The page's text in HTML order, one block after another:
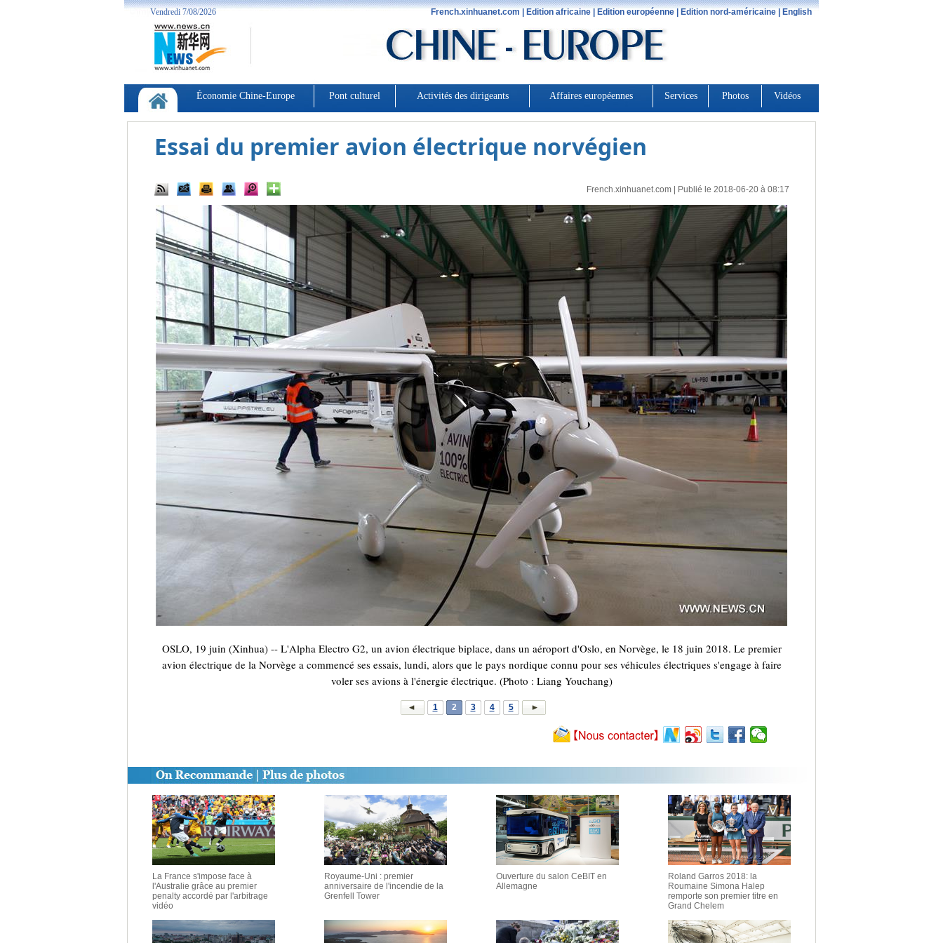
Essai du premier avion électrique norvégien
French.xinhuanet.com| Publié le 2018-06-20 à 08:17
OSLO, 19 juin (Xinhua) -- L'Alpha Electro G2, un avion électrique biplace, dans un aéroport d'Oslo, en Norvège, le 18 juin 2018. Le premier
avion électrique de la Norvège a commencé ses essais, lundi, alors que le pays nordique connu pour ses véhicules électriques s'engage à faire
voler ses avions à l'énergie électrique. (Photo : Liang Youchang)
1 2 3 4 5
La France s'impose face à
l'Australie grâce au premier
penalty accordé par l'arbitrage
vidéo
Royaume-Uni : premier
anniversaire de l'incendie de la
Grenfell Tower
Ouverture du salon CeBIT en
Allemagne
Roland Garros 2018: la
Roumaine Simona Halep
remporte son premier titre en
Grand Chelem